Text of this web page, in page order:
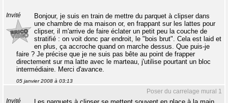
Invité
Bonjour, je suis en train de mettre du parquet à clipser dans
une chambre de ma maison or, en frappant sur les lattes pour
clipser, il m'arrive de faire éclater un petit peu la couche de
stratifié : on voit donc par endroit, le "bois brut". Cela est laid et
en plus, ça accroche quand on marche dessus. Que puis-je
faire ? Je précise que je ne suis pas bête au point de frapper
directement sur ma latte avec le marteau, j'utilise pourtant un bloc
intermédiaire. Merci d'avance.
05 janvier 2008 à 03:13
Poser du carrelage mural 1
Invité